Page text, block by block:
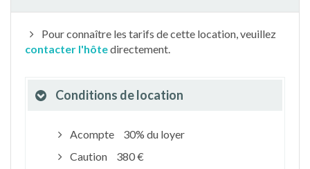
Pour connaître les tarifs de cette location, veuillez
contacter l'hôtedirectement.
Conditions de location
Acompte
30% du loyer
Caution
380 €